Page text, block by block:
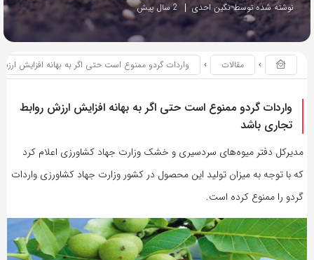
نوشته شده توسط نگین احدی 2 سال پیش
مقالات واردات گردو ممنوع است حتی اگر به بهانه افزایش
واردات گردو ممنوع است حتی اگر به بهانه افزایش ارزش روابط
تجاری باشد
مدیرکل دفتر میوه‌های سردسیری و خشک وزارت جهاد کشاورزی اعلام کرد
که با توجه به میزان تولید این محصول در کشور وزارت جهاد کشاورزی واردات
گردو را ممنوع کرده است.